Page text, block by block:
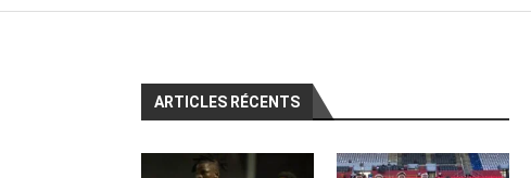
ARTICLES RÉCENTS